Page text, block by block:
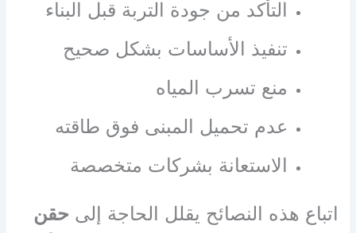
التأكد من جودة التربة قبل البناء
تنفيذ الأساسات بشكل صحيح
منع تسرب المياه
عدم تحميل المبنى فوق طاقته
الاستعانة بشركات متخصصة
اتباع هذه النصائح يقلل الحاجة إلى حقن